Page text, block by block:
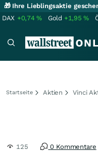
🎁 Ihre Lieblingsaktie
DAX +0,74% Gold +1,95%
Startseite Aktien Vinci
125 0 Kommentare